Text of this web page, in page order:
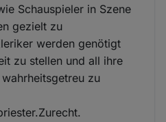
Schauspieler in Szene
gezielt zu
werden genötigt
zu stellen und all ihre
zu